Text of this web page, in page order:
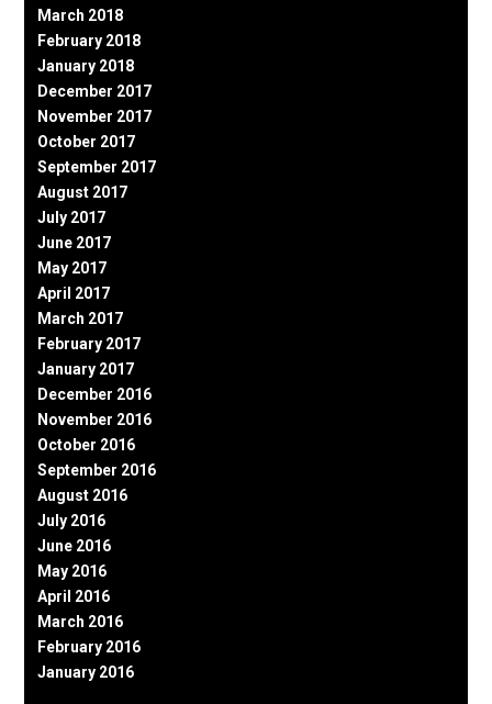
March 2018
February 2018
January 2018
December 2017
November 2017
October 2017
September 2017
August 2017
July 2017
June 2017
May 2017
April 2017
March 2017
February 2017
January 2017
December 2016
November 2016
October 2016
September 2016
August 2016
July 2016
June 2016
May 2016
April 2016
March 2016
February 2016
January 2016